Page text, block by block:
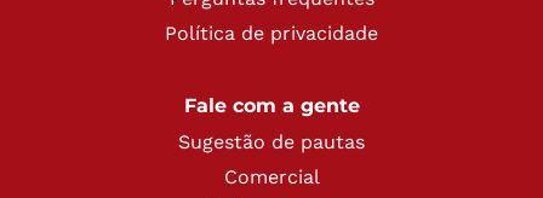
Política de privacidade
Fale com a gente
Sugestão de pautas
Comercial